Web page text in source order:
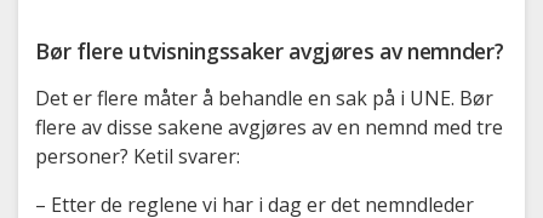
Bør flere utvisningssaker avgjøres av nemnder?
Det er flere måter å behandle en sak på i UNE. Bør
flere av disse sakene avgjøres av en nemnd med tre
personer? Ketil svarer:
– Etter de reglene vi har i dag er det nemndleder